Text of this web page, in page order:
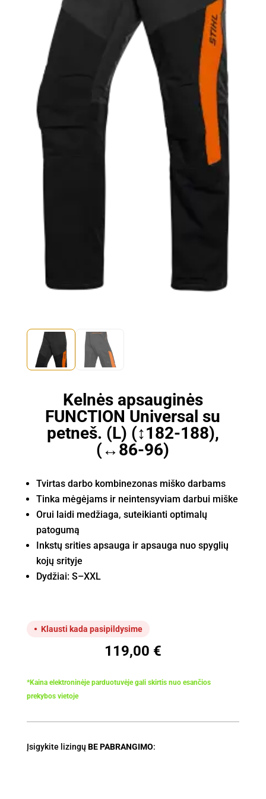
Kelnės apsauginės
FUNCTION Universal su
petneš. (L) (↕182-188),
(↔86-96)
Tvirtas darbo kombinezonas miško darbams
Tinka mėgėjams ir neintensyviam darbui miške
Orui laidi medžiaga, suteikianti optimalų
patogumą
Inkstų srities apsauga ir apsauga nuo spyglių
kojų srityje
Dydžiai: S–XXL
Klausti kada pasipildysime
119,00 €
*Kaina elektroninėje parduotuvėje gali skirtis nuo esančios
prekybos vietoje
Įsigykite lizingų BE PABRANGIMO: